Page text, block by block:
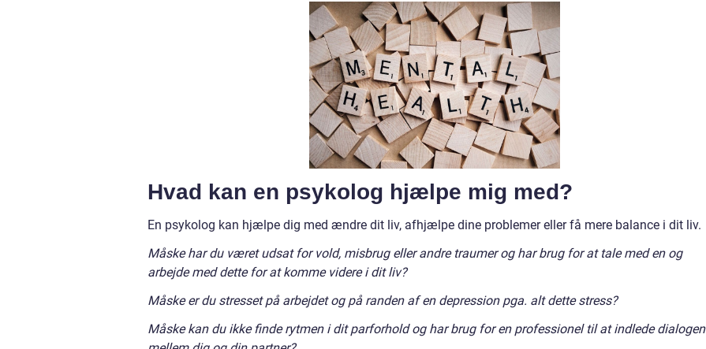
Hvad kan en psykolog hjælpe mig med?
En psykolog kan hjælpe dig med ændre dit liv, afhjælpe dine problemer eller få mere balance i dit liv.
Måske har du været udsat for vold, misbrug eller andre traumer og har brug for at tale med en og
arbejde med dette for at komme videre i dit liv?
Måske er du stresset på arbejdet og på randen af en depression pga. alt dette stress?
Måske kan du ikke finde rytmen i dit parforhold og har brug for en professionel til at indlede dialogen